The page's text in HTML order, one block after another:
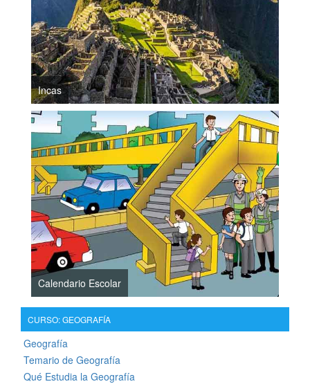
Incas
Calendario Escolar
CURSO: GEOGRAFÍA
Geografía
Temario de Geografía
Qué Estudia la Geografía